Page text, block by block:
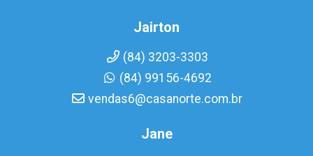
Jairton
(84) 3203-3303
(84) 99156-4692
vendas6@casanorte.com.br
Jane